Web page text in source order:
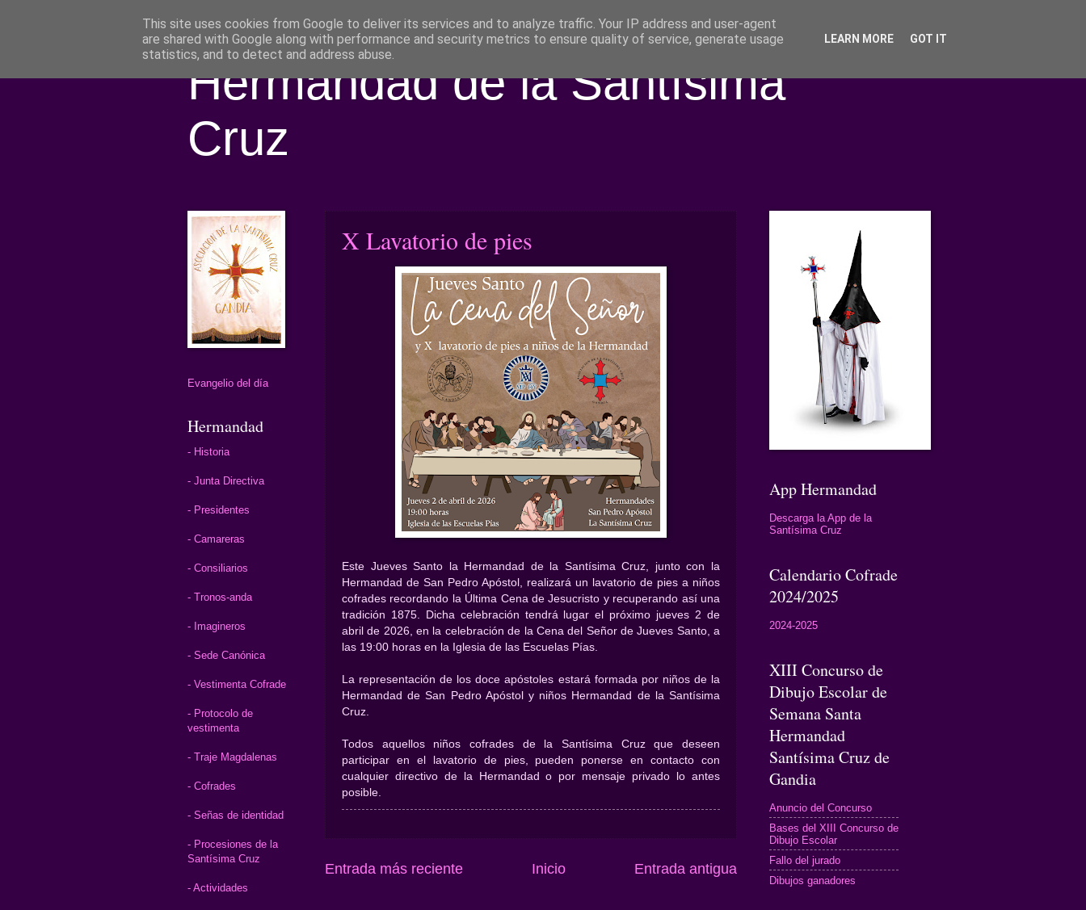
Hermandad de la Santísima
Cruz
X Lavatorio de pies
Este Jueves Santo la Hermandad de la Santísima Cruz, junto con la
Hermandad de San Pedro Apóstol, realizará un lavatorio de pies a niños
cofrades recordando la Última Cena de Jesucristo y recuperando así una
tradición 1875. Dicha celebración tendrá lugar el próximo jueves 2 de
abril de 2026, en la celebración de la Cena del Señor de Jueves Santo, a
las 19:00 horas en la Iglesia de las Escuelas Pías.
La representación de los doce apóstoles estará formada por niños de la
Hermandad de San Pedro Apóstol y niños Hermandad de la Santísima
Cruz.
Todos aquellos niños cofrades de la Santísima Cruz que deseen
participar en el lavatorio de pies, pueden ponerse en contacto con
cualquier directivo de la Hermandad o por mensaje privado lo antes
posible.
Entrada más reciente Entrada antigua
Inicio
Evangelio del día
Hermandad
- Historia
- Junta Directiva
- Presidentes
- Camareras
- Consiliarios
- Tronos-anda
- Imagineros
- Sede Canónica
- Vestimenta Cofrade
- Protocolo de
vestimenta
- Traje Magdalenas
- Cofrades
- Señas de identidad
- Procesiones de la
Santísima Cruz
- Actividades
App Hermandad
Descarga la App de la
Santísima Cruz
Calendario Cofrade
2024/2025
2024-2025
XIII Concurso de
Dibujo Escolar de
Semana Santa
Hermandad
Santísima Cruz de
Gandia
Anuncio del Concurso
Bases del XIII Concurso de
Dibujo Escolar
Fallo del jurado
Dibujos ganadores
This site uses cookies from Google to deliver its services and to analyze traffic. Your IP address and user-agent
are shared with Google along with performance and security metrics to ensure quality of service, generate usage
statistics, and to detect and address abuse.
LEARN MORE GOT IT